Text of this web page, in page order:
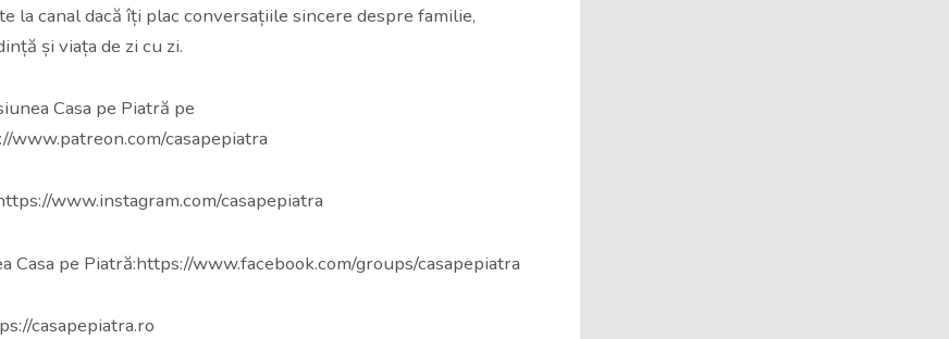
la canal dacă îți plac conversațiile sincere despre familie,
și viața de zi cu zi.
Casa pe Piatră pe
www.patreon.com/casapepiatra
www.instagram.com/casapepiatra
Casa pe Piatră:https://www.facebook.com/groups/casapepiatra
casapepiatra.ro